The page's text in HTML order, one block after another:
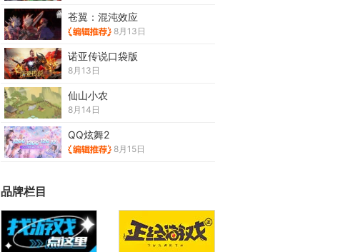
苍翼：混沌效应
8月13日
诺亚传说口袋版
8月13日
仙山小农
8月14日
QQ炫舞2
8月15日
品牌栏目